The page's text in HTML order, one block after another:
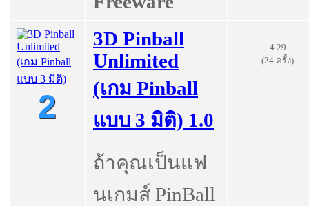
2
3D Pinball
Unlimited
(เกม Pinball
แบบ 3 มิติ) 1.0
ถ้าคุณเป็นแฟ
นเกมส์ PinBall
4.29
(24 ครั้ง)